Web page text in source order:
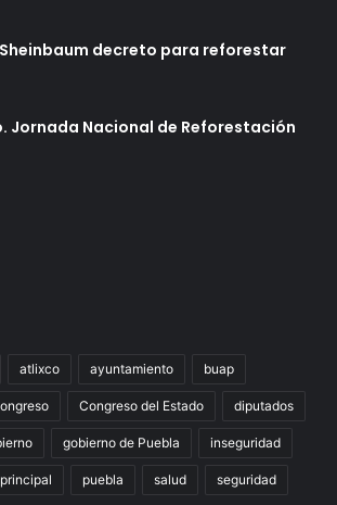
decreto para reforestar
Jornada Nacional de Reforestación
atlixco ayuntamiento buap
Congreso del Estado diputados
gobierno de Puebla inseguridad
principal puebla salud seguridad